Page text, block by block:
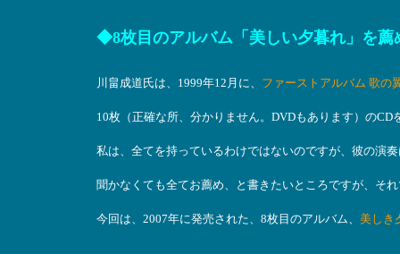
◆8枚目のアルバム「美しい夕暮れ」を薦
川畠成道氏は、1999年12月に、 ファーストアルバム 歌の
10枚（正確な所、分かりません。DVDもあります）のCD
私は、全てを持っているわけではないのですが、彼の演
聞かなくても全てお薦め、と書きたいところですが、そ
今回は、2007年に発売された、8枚目のアルバム、 美しき